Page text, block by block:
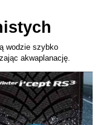
wodzie szybko
akwaplanację.